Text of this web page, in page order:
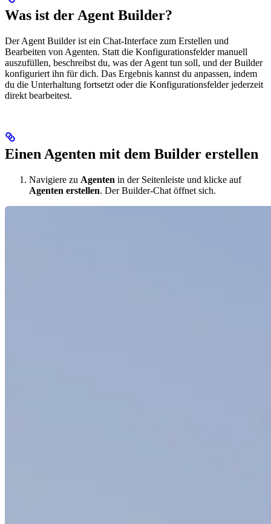
Was ist der Agent Builder?
Der Agent Builder ist ein Chat-Interface zum Erstellen und
Bearbeiten von Agenten. Statt die Konfigurationsfelder manuell
auszufüllen, beschreibst du, was der Agent tun soll, und der Builder
konfiguriert ihn für dich. Das Ergebnis kannst du anpassen, indem
du die Unterhaltung fortsetzt oder die Konfigurationsfelder jederzeit
direkt bearbeitest.
Einen Agenten mit dem Builder erstellen
Navigiere zu Agenten in der Seitenleiste und klicke auf
Agenten erstellen. Der Builder-Chat öffnet sich.